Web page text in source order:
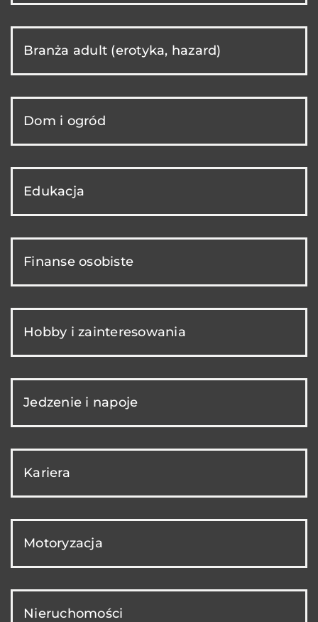
Branża adult (erotyka, hazard)
Dom i ogród
Edukacja
Finanse osobiste
Hobby i zainteresowania
Jedzenie i napoje
Kariera
Motoryzacja
Nieruchomości